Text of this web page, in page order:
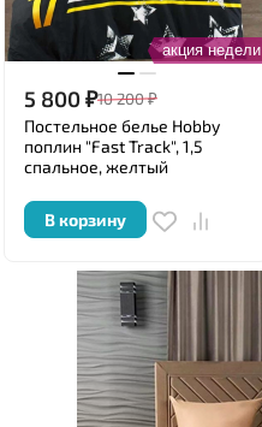
акция недели
5 800₽10 200₽
Постельное белье Hobby
поплин "Fast Track", 1,5
спальное, желтый
В корзину